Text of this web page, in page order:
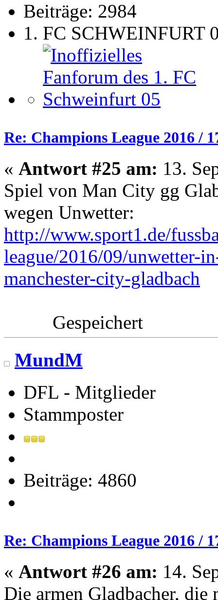
Beiträge: 2984
1. FC SCHWEINFURT
Re: Champions League 2016 /
« Antwort #25 am: 13.
Spiel von Man City gg
wegen Unwetter:
http://www.sport1.de/
league/2016/09/unwetter-
manchester-city-gladbach
Gespeichert
MundM
DFL - Mitglieder
Stammposter
Beiträge: 4860
Re: Champions League 2016 /
« Antwort #26 am: 14.
Die armen Gladbacher, die